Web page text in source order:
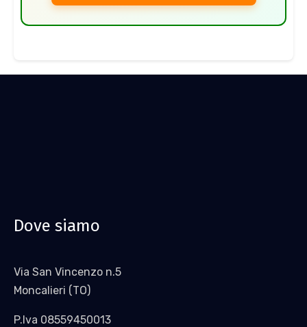
Dove siamo
Via San Vincenzo n.5
Moncalieri (TO)
P.Iva 08559450013